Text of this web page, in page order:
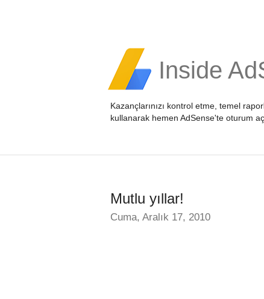
Inside
Kazançlarınızı kontrol etme, temel
kullanarak hemen AdSense'te oturum
Mutlu yıllar!
Cuma, Aralık 17, 2010